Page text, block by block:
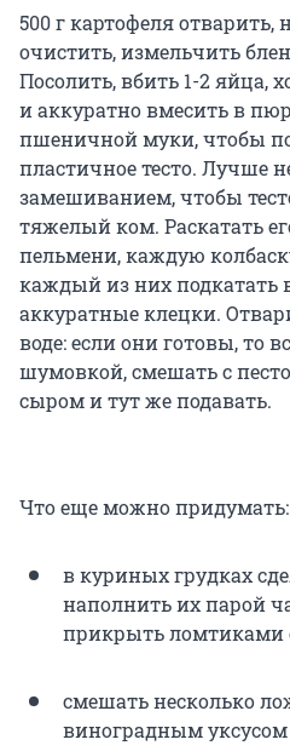
500 г картофеля отварить,
очистить, измельчить
Посолить, вбить 1-2 яйца,
и аккуратно вмесить в
пшеничной муки, чтобы
пластичное тесто. Лучше
замешиванием, чтобы
тяжелый ком. Раскатать
пельмени, каждую
каждый из них подкатать
аккуратные клецки.
воде: если они готовы, то
шумовкой, смешать с
сыром и тут же подавать.
Что еще можно придумать:
в куриных грудках
наполнить их парой
прикрыть ломтиками
смешать несколько
виноградным уксусом